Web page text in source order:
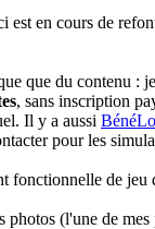
en cours de
que du contenu :
, sans inscription
Il y a aussi
pour les
fonctionnelle de
(l'une de mes